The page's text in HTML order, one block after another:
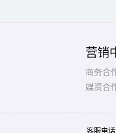
营销
商务合
媒资合
客服电